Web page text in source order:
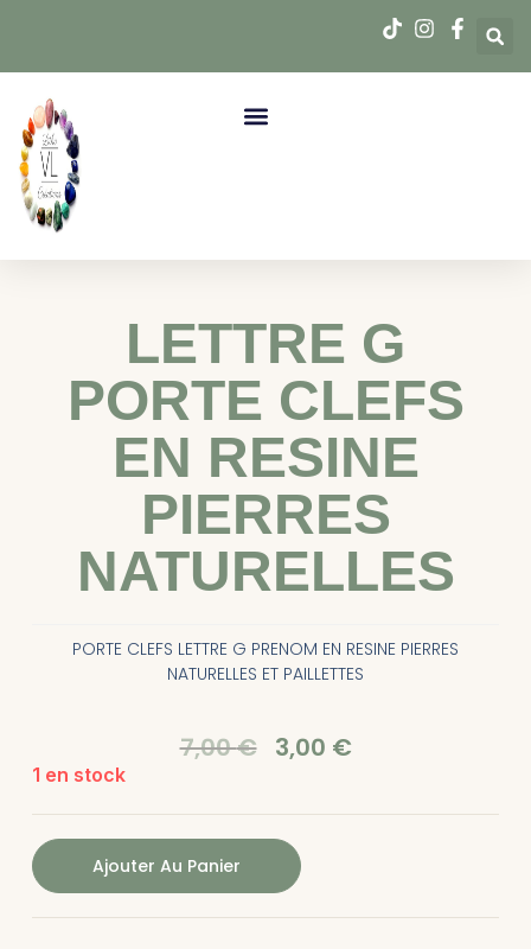
LETTRE G
PORTE CLEFS
EN RESINE
PIERRES
NATURELLES
PORTE CLEFS LETTRE G PRENOM EN RESINE PIERRES
NATURELLES ET PAILLETTES
7,00€ 3,00 €
1 en stock
Ajouter Au Panier